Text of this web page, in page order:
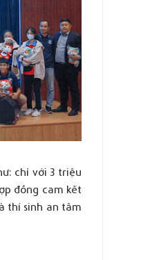
chỉ với 3 triệu
đồng cam kết
thí sinh an tâm